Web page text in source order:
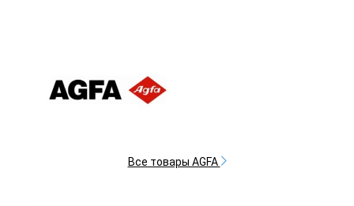
Все товары AGFA